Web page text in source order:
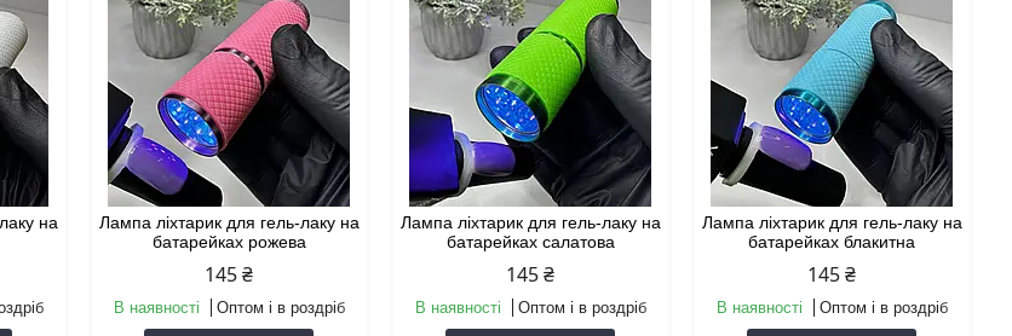
на
Лампа ліхтарик для гель-лаку на
батарейках рожева
145 ₴
В наявності Оптом і в роздріб
Лампа ліхтарик для гель-лаку на
батарейках салатова
145 ₴
В наявності Оптом і в роздріб
Лампа ліхтарик для гель-лаку на
батарейках блакитна
145 ₴
В наявності Оптом і в роздріб